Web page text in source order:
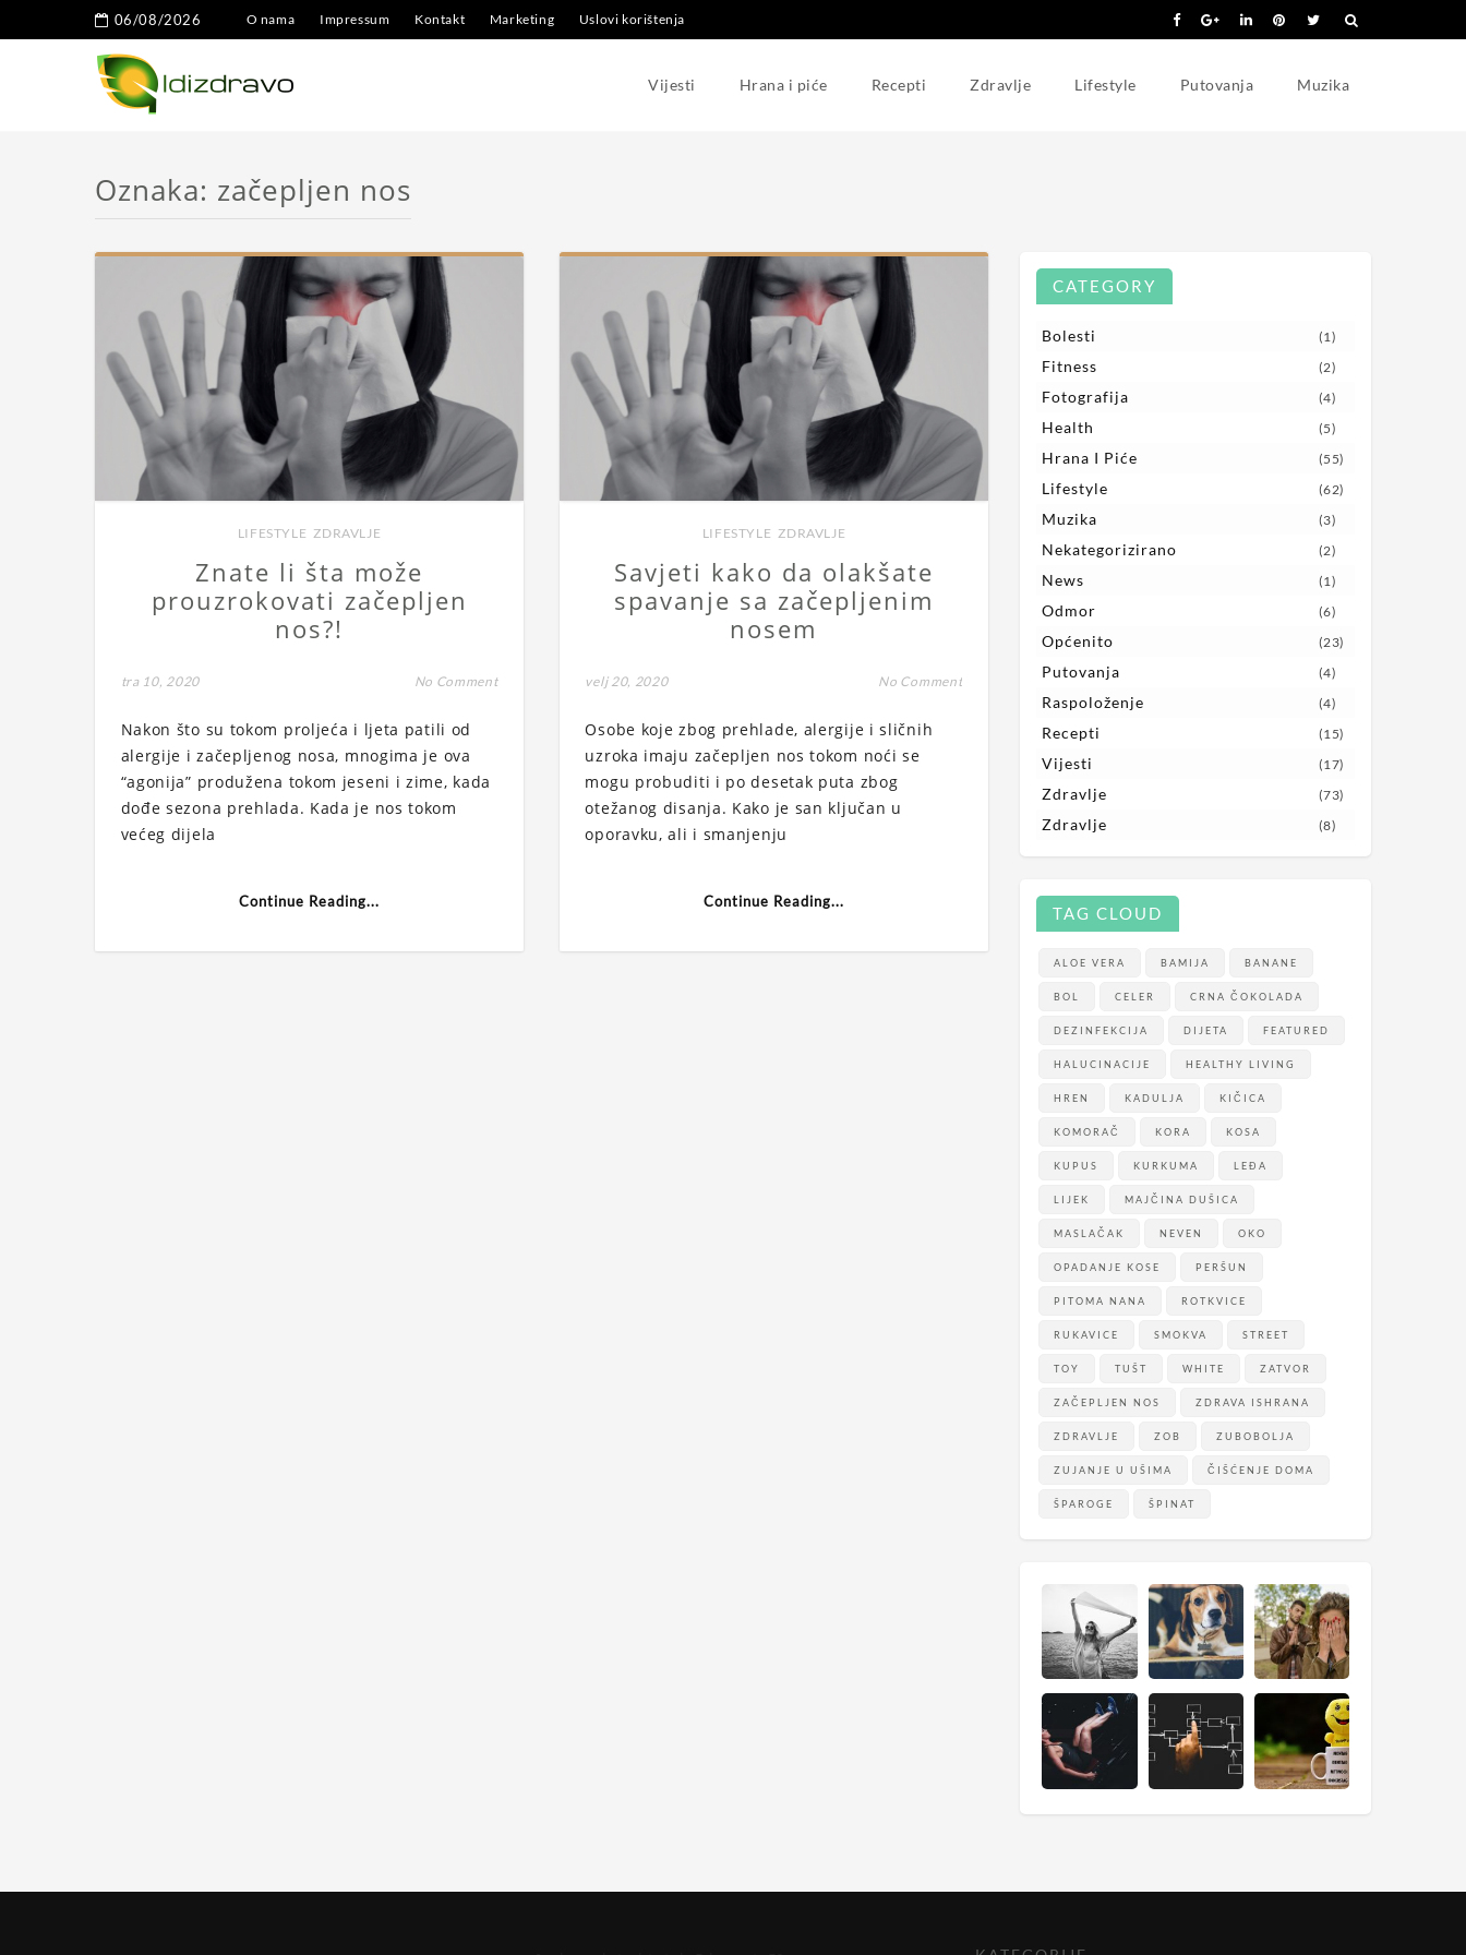
06/08/2026 O nama Impressum Kontakt Marketing Uslovi korištenja
Vijesti Hrana i piće Recepti Zdravlje Lifestyle Putovanja Muzika
Oznaka: začepljen nos
LIFESTYLE ZDRAVLJE
Znate li šta može
prouzrokovati začepljen
nos?!
tra 10, 2020 No Comment
Nakon što su tokom proljeća i ljeta patili od
alergije i začepljenog nosa, mnogima je ova
“agonija” produžena tokom jeseni i zime, kada
dođe sezona prehlada. Kada je nos tokom
većeg dijela
Continue Reading...
LIFESTYLE ZDRAVLJE
Savjeti kako da olakšate
spavanje sa začepljenim
nosem
velj 20, 2020 No Comment
Osobe koje zbog prehlade, alergije i sličnih
uzroka imaju začepljen nos tokom noći se
mogu probuditi i po desetak puta zbog
otežanog disanja. Kako je san ključan u
oporavku, ali i smanjenju
Continue Reading...
CATEGORY
Bolesti (1)
Fitness (2)
Fotografija (4)
Health (5)
Hrana I Piće (55)
Lifestyle (62)
Muzika (3)
Nekategorizirano (2)
News (1)
Odmor (6)
Općenito (23)
Putovanja (4)
Raspoloženje (4)
Recepti (15)
Vijesti (17)
Zdravlje (73)
Zdravlje (8)
TAG CLOUD
ALOE VERA BAMIJA BANANE
BOL CELER CRNA ČOKOLADA
DEZINFEKCIJA DIJETA FEATURED
HALUCINACIJE HEALTHY LIVING
HREN KADULJA KIČICA
KOMORAČ KORA KOSA
KUPUS KURKUMA LEĐA
LIJEK MAJČINA DUŠICA
MASLAČAK NEVEN OKO
OPADANJE KOSE PERŠUN
PITOMA NANA ROTKVICE
RUKAVICE SMOKVA STREET
TOY TUŠT WHITE ZATVOR
ZAČEPLJEN NOS ZDRAVA ISHRANA
ZDRAVLJE ZOB ZUBOBOLJA
ZUJANJE U UŠIMA ČIŠĆENJE DOMA
ŠPAROGE ŠPINAT